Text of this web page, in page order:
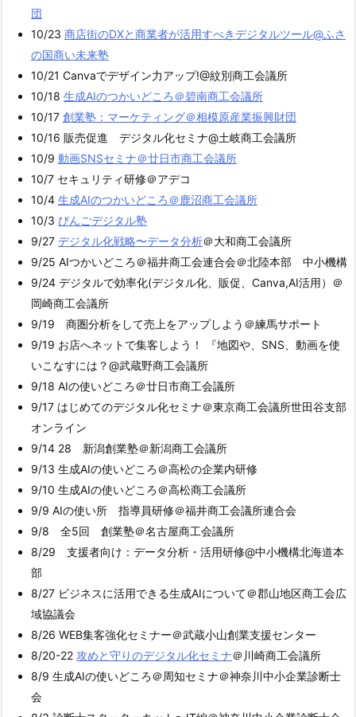
団
10/23 商店街のDXと商業者が活用すべきデジタルツール@ふさ
の国商い未来塾
10/21 Canvaでデザイン力アップ!@紋別商工会議所
10/18 生成AIのつかいどころ＠碧南商工会議所
10/17 創業塾：マーケティング＠相模原産業振興財団
10/16 販売促進 デジタル化セミナ@土岐商工会議所
10/9 動画SNSセミナ＠廿日市商工会議所
10/7 セキュリティ研修＠アデコ
10/4 生成AIのつかいどころ＠鹿沼商工会議所
10/3 びんごデジタル塾
9/27 デジタル化戦略〜データ分析＠大和商工会議所
9/25 AIつかいどころ＠福井商工会連合会＠北陸本部 中小機構
9/24 デジタルで効率化(デジタル化、販促、Canva,AI活用）＠
岡崎商工会議所
9/19 商圏分析をして売上をアップしよう＠練馬サポート
9/19 お店へネットで集客しよう！ 『地図や、SNS、動画を使
いこなすには？@武蔵野商工会議所
9/18 AIの使いどころ＠廿日市商工会議所
9/17 はじめてのデジタル化セミナ＠東京商工会議所世田谷支部
オンライン
9/14 28 新潟創業塾＠新潟商工会議所
9/13 生成AIの使いどころ＠高松の企業内研修
9/10 生成AIの使いどころ＠高松商工会議所
9/9 AIの使い所 指導員研修＠福井商工会議所連合会
9/8 全5回 創業塾＠名古屋商工会議所
8/29 支援者向け：データ分析・活用研修@中小機構北海道本
部
8/27 ビジネスに活用できる生成AIについて＠郡山地区商工会広
域協議会
8/26 WEB集客強化セミナー＠武蔵小山創業支援センター
8/20-22 攻めと守りのデジタル化セミナ＠川崎商工会議所
8/9 生成AIの使いどころ＠周知セミナ＠神奈川中小企業診断士
会